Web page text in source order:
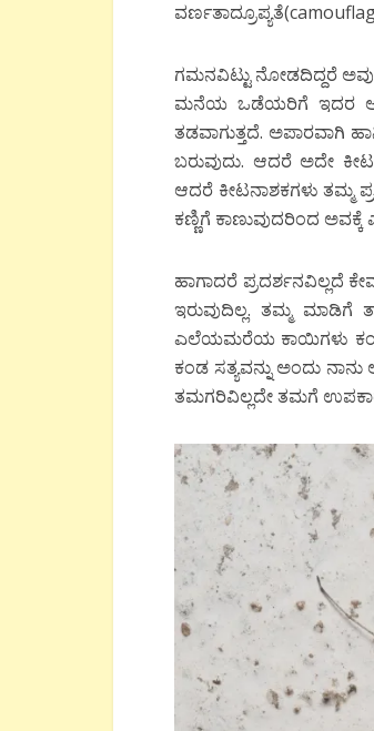
ಗಮನವಿಟ್ಟು ನೋಡದಿದ್ದರೆ
ಮನೆಯ ಒಡೆಯರಿಗೆ ಇದರ
ತಡವಾಗುತ್ತದೆ. ಅಪಾರವಾಗಿ
ಬರುವುದು. ಆದರೆ ಅದೇ
ಆದರೆ ಕೀಟನಾಶಕಗಳು ತಮ್ಮ
ಕಣ್ಣಿಗೆ ಕಾಣುವುದರಿಂದ
ಹಾಗಾದರೆ ಪ್ರದರ್ಶನವಿಲ್ಲದೆ
ಇರುವುದಿಲ್ಲ. ತಮ್ಮ ಮಾಡಿಗೆ
ಎಲೆಯಮರೆಯ ಕಾಯಿಗಳು
ಕಂಡ ಸತ್ಯವನ್ನು ಅಂದು
ತಮಗರಿವಿಲ್ಲದೇ ತಮಗೆ